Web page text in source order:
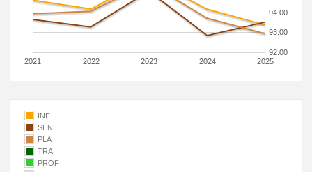
2021 2022 2023 2024 2025
92.00
93.00
94.00
INF
SEN
PLA
TRA
PROF